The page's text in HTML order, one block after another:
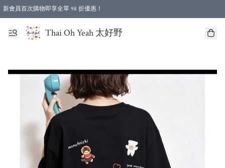
新會員首次購物即享全單 98 折優惠！
特選會員可享全單低至 96 折優惠！
Thai Oh Yeah 太好野